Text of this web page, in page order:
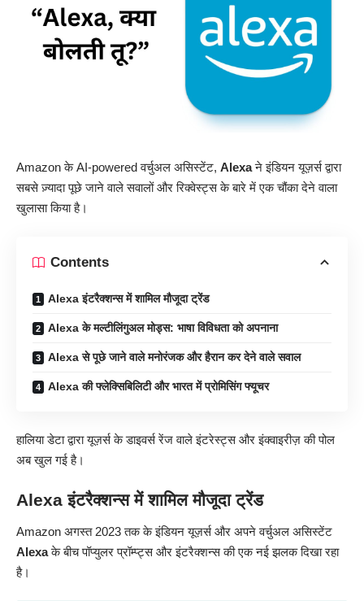
Amazon के AI-powered वर्चुअल असिस्टेंट, Alexaने इंडियन यूज़र्स द्वारा
सबसे ज़्यादा पूछे जाने वाले सवालों और रिक्वेस्ट्स के बारे में एक चौंका देने वाला
खुलासा किया है।
Contents
Alexa इंटरैक्शन्स में शामिल मौजूदा ट्रेंड
Alexa के मल्टीलिंगुअल मोड्स: भाषा विविधता को अपनाना
Alexa से पूछे जाने वाले मनोरंजक और हैरान कर देने वाले सवाल
Alexa की फ्लेक्सिबिलिटी और भारत में प्रोमिसिंग फ्यूचर
हालिया डेटा द्वारा यूज़र्स के डाइवर्स रेंज वाले इंटरेस्ट्स और इंक्वाइरीज़ की पोल
अब खुल गई है।
Alexa इंटरैक्शन्स में शामिल मौजूदा ट्रेंड
Amazon अगस्त 2023 तक के इंडियन यूज़र्स और अपने वर्चुअल असिस्टेंट
Alexaके बीच पॉप्युलर प्रॉम्प्ट्स और इंटरैक्शन्स की एक नई झलक दिखा रहा
है।